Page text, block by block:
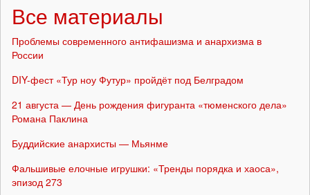
Все материалы
Проблемы современного антифашизма и анархизма в
России
DIY-фест «Тур ноу Футур» пройдёт под Белградом
21 августа — День рождения фигуранта «тюменского дела»
Романа Паклина
Буддийские анархисты — Мьянме
Фальшивые елочные игрушки: «Тренды порядка и хаоса»,
эпизод 273